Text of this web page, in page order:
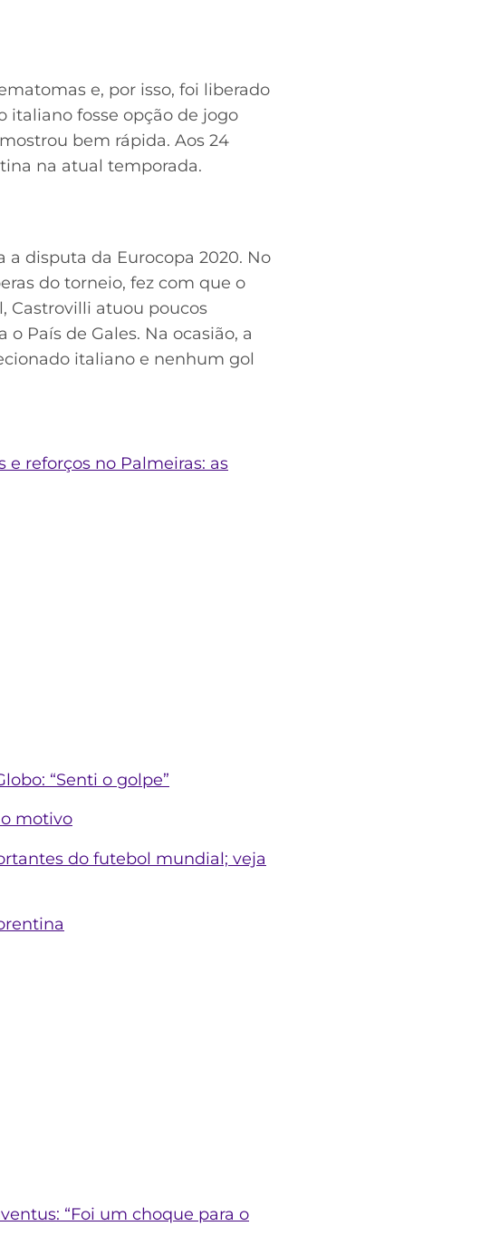
e, por isso, foi liberado
italiano fosse opção de jogo
bem rápida. Aos 24
na atual temporada.
disputa da Eurocopa 2020. No
do torneio, fez com que o
Castrovilli atuou poucos
País de Gales. Na ocasião, a
italiano e nenhum gol
e reforços no Palmeiras: as
“Senti o golpe”
motivo
do futebol mundial; veja
“Foi um choque para o